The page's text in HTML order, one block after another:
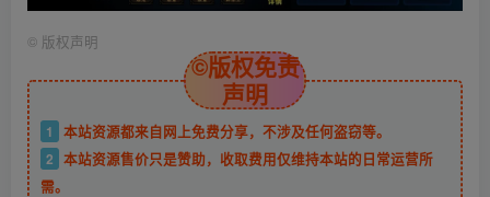
© 版权声明
©版权免责
声明
1
本站资源都来自网上免费分享，不涉及任何盗窃等。
2 本站资源售价只是赞助，收取费用仅维持本站的日常运营所
需。